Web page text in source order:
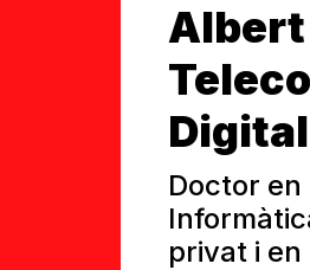
Albert
Digital
Doctor
privat i